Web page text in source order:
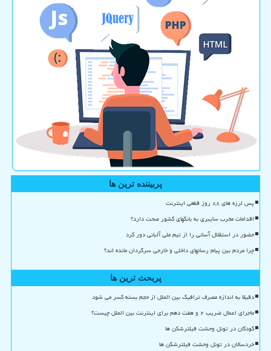
پربیننده ترین ها
پس لرزه های ۸۸ روز قطعی اینترنت
اقدامات مخرب سایبری به بانکهای کشور صحت دارد؟
حضور در استقلال آسانی را از تیم ملی آلبانی دور کرد
چرا مردم بین پیام رسانهای داخلی و خارجی سرگردان مانده اند؟
پربحث ترین ها
دقیقا به اندازه مصرف ترافیک بین الملل از حجم بسته کسر می شود
ماجرای اعمال ضریب ۲ و هفت دهم برای اینترنت بین الملل چیست؟
کودکان در تونل وحشت فیلترشکن ها
خردسالان در تونل وحشت فیلترشکن ها